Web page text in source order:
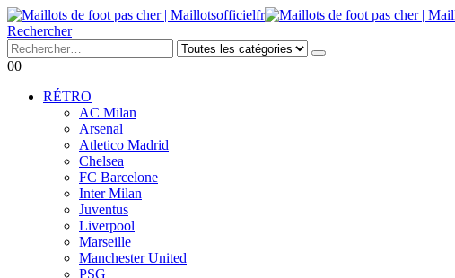
Rechercher
00
RÉTRO
AC Milan
Arsenal
Atletico Madrid
Chelsea
FC Barcelone
Inter Milan
Juventus
Liverpool
Marseille
Manchester United
PSG